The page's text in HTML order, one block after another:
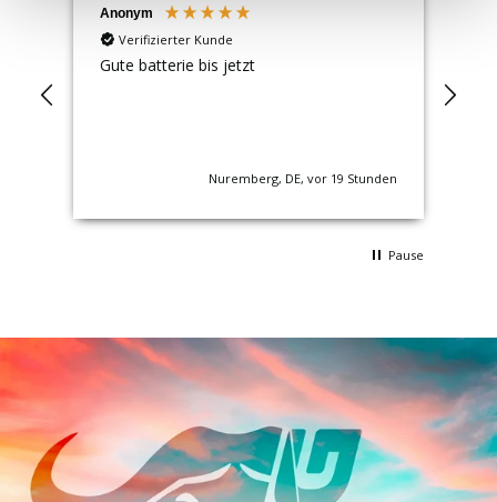
Anonym
Verifizierter Kunde
Gute batterie bis jetzt
Nuremberg, DE, vor 19 Stunden
Pause